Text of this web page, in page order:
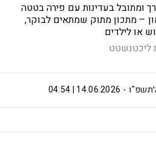
ומתובל בעדינות עם פירה בטטה
– מתכון מתוק שמתאים לבוקר,
או לילדים
ליכטנשטט
14.06.2026 | 04:54